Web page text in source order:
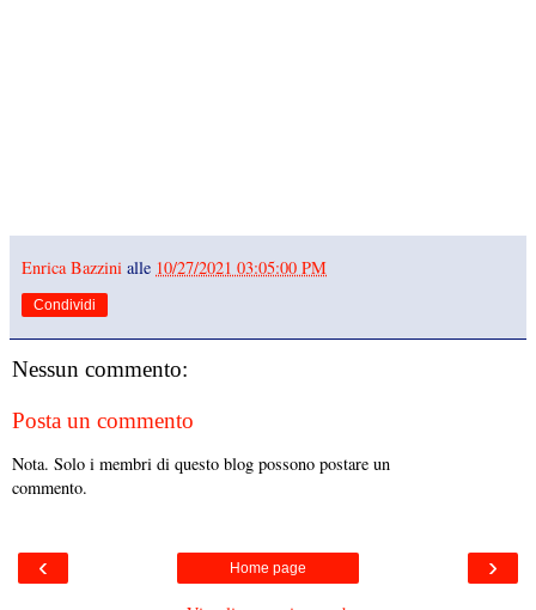
Enrica Bazzini alle 10/27/2021 03:05:00 PM
Condividi
Nessun commento:
Posta un commento
Nota. Solo i membri di questo blog possono postare un
commento.
‹ ›
Home page